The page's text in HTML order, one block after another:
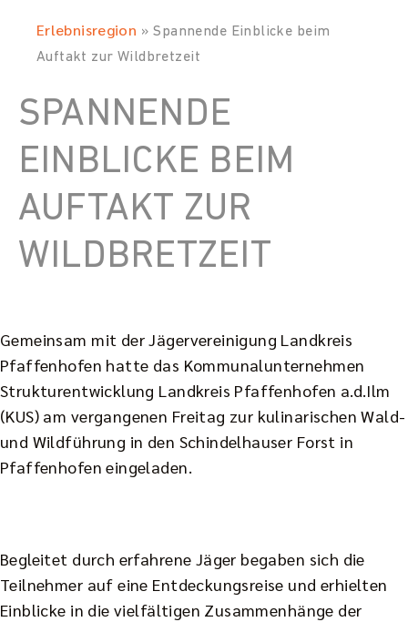
Erlebnisregion »Spannende Einblicke beim
Auftakt zur Wildbretzeit
SPANNENDE
EINBLICKE BEIM
AUFTAKT ZUR
WILDBRETZEIT
Gemeinsam mit der Jägervereinigung Landkreis
Pfaffenhofen hatte das Kommunalunternehmen
Strukturentwicklung Landkreis Pfaffenhofen a.d.Ilm
(KUS) am vergangenen Freitag zur kulinarischen Wald-
und Wildführung in den Schindelhauser Forst in
Pfaffenhofen eingeladen.
Begleitet durch erfahrene Jäger begaben sich die
Teilnehmer auf eine Entdeckungsreise und erhielten
Einblicke in die vielfältigen Zusammenhänge der